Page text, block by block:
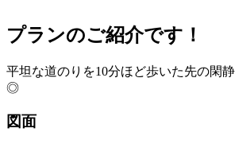
プランのご紹介です！
平坦な道のりを10分ほど歩いた先の閑
◎
図面